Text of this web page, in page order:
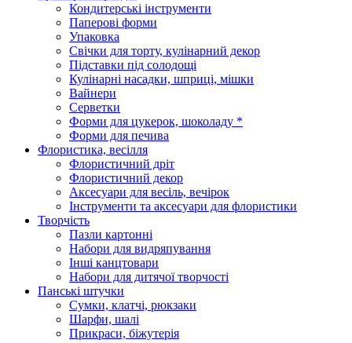
Кондитерські інструменти
Паперові форми
Упаковка
Свічки для торту, кулінарний декор
Підставки під солодощі
Кулінарні насадки, шприці, мішки
Вайнери
Серветки
Форми для цукерок, шоколаду *
Форми для печива
Флористика, весілля
Флористичний дріт
Флористичний декор
Аксесуари для весіль, вечірок
Інструменти та аксесуари для флористики
Творчість
Пазли картонні
Набори для видряпування
Інші канцтовари
Набори для дитячої творчості
Панські штучки
Сумки, клатчі, рюкзаки
Шарфи, шалі
Прикраси, біжутерія